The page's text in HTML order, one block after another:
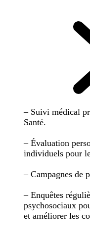
– Suivi médical
Santé.
– Évaluation
individuels pour
– Campagnes de
– Enquêtes
psychosociaux
et améliorer les